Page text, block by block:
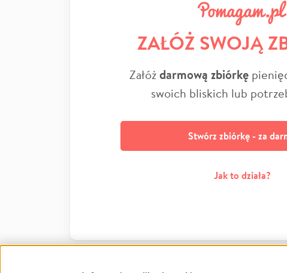
ZAŁÓŻ SWOJĄ
Załóżdarmową zbiórkę
swoich bliskich lub
Stwórz zbiórkę - za
Jak to działa?